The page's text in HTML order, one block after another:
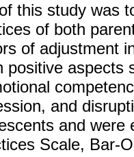
this study was
of both
of adjustment
positive aspects
and
and
Scale, Bar-